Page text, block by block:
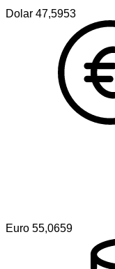
Dolar 47,5953
Euro 55,0659